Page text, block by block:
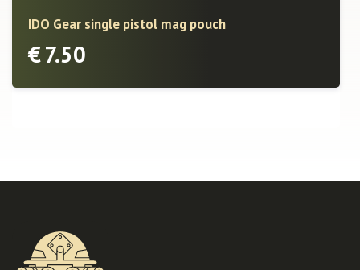
IDO Gear single pistol mag pouch
€7.50